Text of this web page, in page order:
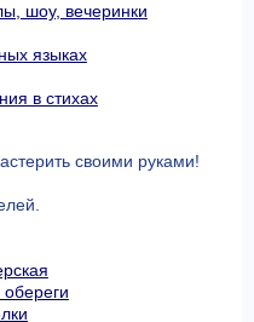
шоу, вечеринки
языках
в стихах
своими руками!